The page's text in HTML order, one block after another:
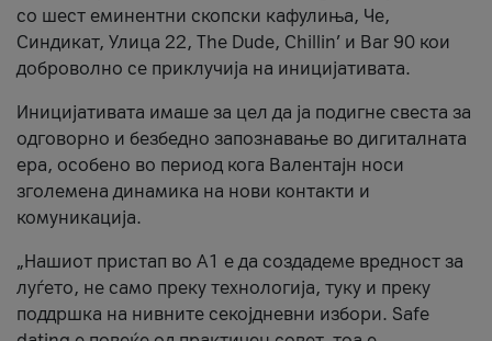
со шест еминентни скопски кафулиња, Че,
Синдикат, Улица 22, The Dude, Chillin’ и Bar 90 кои
доброволно се приклучија на иницијативата.
Иницијативата имаше за цел да ја подигне свеста за
одговорно и безбедно запознавање во дигиталната
ера, особено во период кога Валентајн носи
зголемена динамика на нови контакти и
комуникација.
„Нашиот пристап во А1 е да создадеме вредност за
луѓето, не само преку технологија, туку и преку
поддршка на нивните секојдневни избори. Safe